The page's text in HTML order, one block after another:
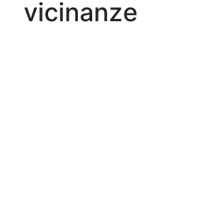
vicinanze